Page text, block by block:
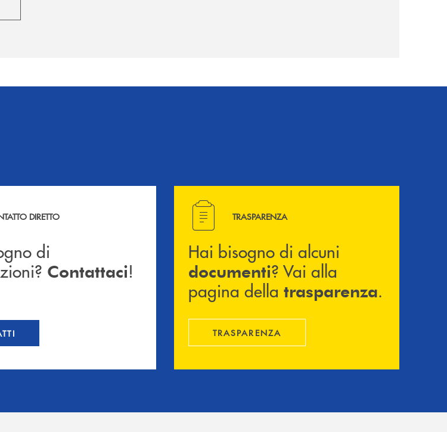
informazioni? Contattaci !
DIRETTO
di
Contattaci!
Hai bisogno di alcuni documenti ? Vai alla pagina della
TRASPARENZA
Hai bisogno di alcuni
documenti? Vai alla
pagina della trasparenza.
TRASPARENZA